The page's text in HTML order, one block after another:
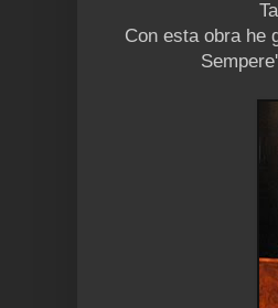
Con esta obra he